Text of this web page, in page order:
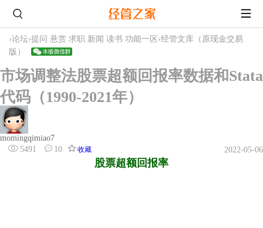
›论坛›提问 悬赏 求职 新闻 读书 功能一区 ›经管文库（原现金交易
版）
市场调整法股票超额回报率数据和Stata
代码（1990-2021年）
momingqimiao7
5491
10 收藏 2022-05-06
股票超额回报率